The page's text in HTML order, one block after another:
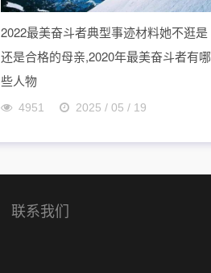
2022最美奋斗者典型事迹材料她不逛是
还是合格的母亲,2020年最美奋斗者有哪
些人物
4951 2025 / 05 / 19
联系我们